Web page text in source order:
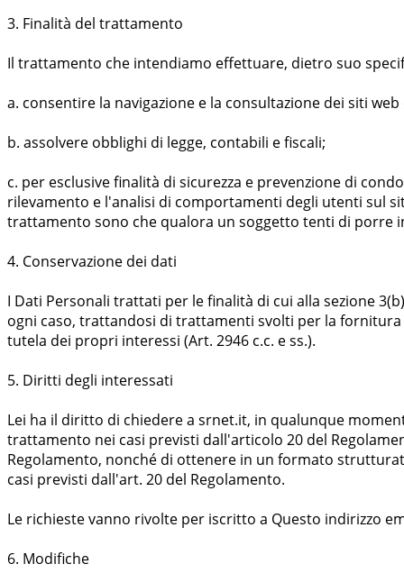
3. Finalità del trattamento
Il trattamento che intendiamo effettuare, dietro suo
a. consentire la navigazione e la consultazione dei siti
b. assolvere obblighi di legge, contabili e fiscali;
c. per esclusive finalità di sicurezza e prevenzione di
rilevamento e l'analisi di comportamenti degli utenti sul
trattamento sono che qualora un soggetto tenti di porre
4. Conservazione dei dati
I Dati Personali trattati per le finalità di cui alla sezione
ogni caso, trattandosi di trattamenti svolti per la
tutela dei propri interessi (Art. 2946 c.c. e ss.).
5. Diritti degli interessati
Lei ha il diritto di chiedere a srnet.it, in qualunque
trattamento nei casi previsti dall'articolo 20 del
Regolamento, nonché di ottenere in un formato
casi previsti dall'art. 20 del Regolamento.
Le richieste vanno rivolte per iscritto a Questo indirizzo
6. Modifiche